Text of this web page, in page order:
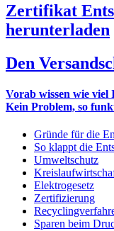
Zertifikat
herunterladen
Den
Vorab wissen wie
Kein Problem, so
Gründe für die
So klappt die
Umweltschutz
Elektrogesetz
Zertifizierung
Sparen beim